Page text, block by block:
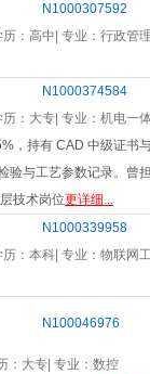
N1000307592
历：高中| 专业： 行政管
N1000374584
历：大专| 专业： 机电一
，持有 CAD 中级证
验与工艺参数记录。
技术岗位更详细...
N1000339958
历：本科| 专业： 物联网
N100046976
：大专| 专业： 数控